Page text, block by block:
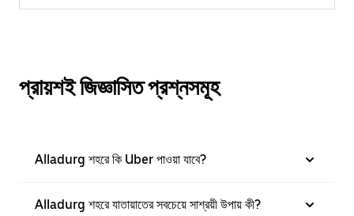
প্রায়শই জিজ্ঞাসিত প্রশ্নসমূহ
Alladurg শহরে কি Uber পাওয়া যাবে?
Alladurg শহরে যাতায়াতের সবচেয়ে সাশ্রয়ী উপায় কী?